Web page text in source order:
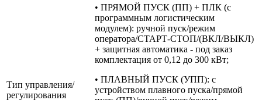
Тип управления/
регулирования
• ПРЯМОЙ ПУСК (ПП) + ПЛК (с
программным логистическим
модулем): ручной пуск/режим
оператора/СТАРТ-СТОП/(ВКЛ/ВЫКЛ)
+ защитная автоматика - под заказ
комплектация от 0,12 до 300 кВт;
• ПЛАВНЫЙ ПУСК (УПП): с
устройством плавного пуска/прямой